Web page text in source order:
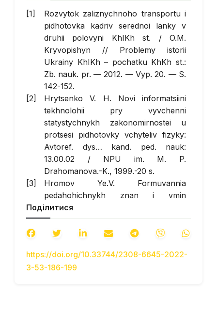
Rozvytok zaliznychnoho transportu i
pidhotovka kadriv serednoi lanky v
druhii polovyni KhIKh st. / O.M.
Kryvopishyn // Problemy istorii
Ukrainy KhIKh – pochatku KhKh st.:
Zb. nauk. pr. — 2012. — Vyp. 20. — S.
142-152.
Hrytsenko V. H. Novi informatsiini
tekhnolohii pry vyvchenni
statystychnykh zakonomirnostei u
protsesi pidhotovky vchyteliv fizyky:
Avtoref. dys… kand. ped. nauk:
13.00.02 / NPU im. M. P.
Drahomanova.-K., 1999.-20 s.
Hromov Ye.V. Formuvannia
pedahohichnykh znan i vmin
maibutnikh inzheneriv – pedahohiv.
Dys…kand. ped. nauk: 13.00.02.-
Kharkiv, 2007.-187 s.
tekhnolohii orhanizatsii navchannia
studentiv: Dys...kand. ped. nauk:
Поділитися
https://doi.org/10.33744/2308-6645-2022-
3-53-186-199